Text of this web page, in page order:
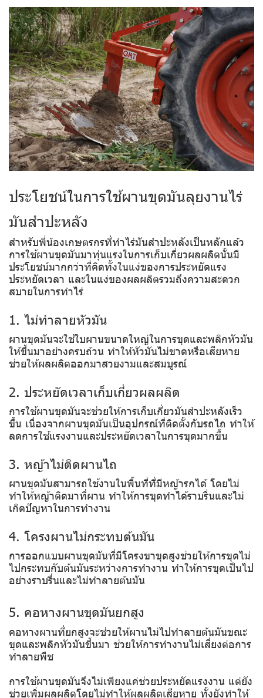
ประโยชน์ในการใช้ผานขุดมันลุยงานไร่
มันสำปะหลัง
สำหรับพี่น้องเกษตรกรที่ทำไร่มันสำปะหลังเป็นหลักแล้ว
การใช้ผานขุดมันมาทุ่นแรงในการเก็บเกี่ยวผลผลิตนั้นมี
ประโยชน์มากกว่าที่คิดทั้งในแง่ของการประหยัดแรง
ประหยัดเวลา และในแง่ของผลผลิตรวมถึงความสะดวก
สบายในการทำไร่
1. ไม่ทำลายหัวมัน
ผานขุดมันจะใช้ใบผานขนาดใหญ่ในการขุดและพลิกหัวมัน
ให้ขึ้นมาอย่างครบถ้วน ทำให้หัวมันไม่ขาดหรือเสียหาย
ช่วยให้ผลผลิตออกมาสวยงามและสมบูรณ์
2. ประหยัดเวลาเก็บเกี่ยวผลผลิต
การใช้ผานขุดมันจะช่วยให้การเก็บเกี่ยวมันสำปะหลังเร็ว
ขึ้น เนื่องจากผานขุดมันเป็นอุปกรณ์ที่ติดตั้งกับรถไถ ทำให้
ลดการใช้แรงงานและประหยัดเวลาในการขุดมากขึ้น
3. หญ้าไม่ติดผานไถ
ผานขุดมันสามารถใช้งานในพื้นที่ที่มีหญ้ารกได้ โดยไม่
ทำให้หญ้าติดมาที่ผาน ทำให้การขุดทำได้ราบรื่นและไม่
เกิดปัญหาในการทำงาน
4. โครงผานไม่กระทบต้นมัน
การออกแบบผานขุดมันที่มีโครงขาขุดสูงช่วยให้การขุดไม่
ไปกระทบกับต้นมันระหว่างการทำงาน ทำให้การขุดเป็นไป
อย่างราบรื่นและไม่ทำลายต้นมัน
5. คอหางผานขุดมันยกสูง
คอหางผานที่ยกสูงจะช่วยให้ผานไม่ไปทำลายต้นมันขณะ
ขุดและพลิกหัวมันขึ้นมา ช่วยให้การทำงานไม่เสี่ยงต่อการ
ทำลายพืช
การใช้ผานขุดมันจึงไม่เพียงแค่ช่วยประหยัดแรงงาน แต่ยัง
ช่วยเพิ่มผลผลิตโดยไม่ทำให้ผลผลิตเสียหาย ทั้งยังทำให้